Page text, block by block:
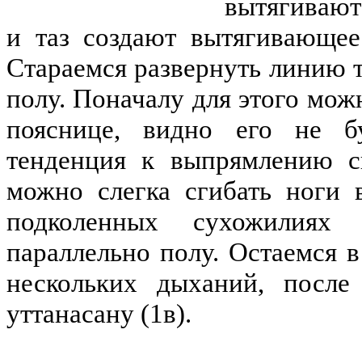
и таз создают
Стараемся развернуть линию
полу. Поначалу для этого
пояснице, видно его не
тенденция к выпрямлению
можно слегка сгибать
подколенных
параллельно полу. Остаемся
нескольких дыханий,
уттанасану (1в).